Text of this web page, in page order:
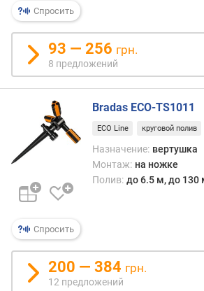
Спросить
93 — 256 грн.
8 предложений
Спросить
Bradas ECO-TS1011
ECO Line круговой полив
Назначение: вертушка
Монтаж: на ножке
Полив: до 6.5 м, до 130
200 — 384 грн.
12 предложений